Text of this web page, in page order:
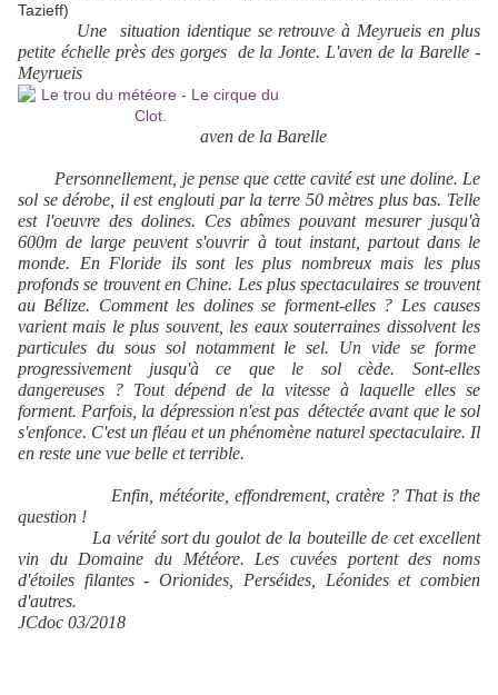
Tazieff)
Une situation identique se retrouve à Meyrueis en plus
petite échelle près des gorges de la Jonte. L'aven de la Barelle -
Meyrueis
aven de la Barelle
Personnellement, je pense que cette cavité est une doline. Le
sol se dérobe, il est englouti par la terre 50 mètres plus bas. Telle
est l'oeuvre des dolines. Ces abîmes pouvant mesurer jusqu'à
600m de large peuvent s'ouvrir à tout instant, partout dans le
monde. En Floride ils sont les plus nombreux mais les plus
profonds se trouvent en Chine. Les plus spectaculaires se trouvent
au Bélize. Comment les dolines se forment-elles ? Les causes
varient mais le plus souvent, les eaux souterraines dissolvent les
particules du sous sol notamment le sel. Un vide se forme
progressivement jusqu'à ce que le sol cède. Sont-elles
dangereuses ? Tout dépend de la vitesse à laquelle elles se
forment. Parfois, la dépression n'est pas détectée avant que le sol
s'enfonce. C'est un fléau et un phénomène naturel spectaculaire. Il
en reste une vue belle et terrible.
Enfin, météorite, effondrement, cratère ? That is the
question !
La vérité sort du goulot de la bouteille de cet excellent
vin du Domaine du Météore. Les cuvées portent des noms
d'étoiles filantes - Orionides, Perséides, Léonides et combien
d'autres.
JCdoc 03/2018